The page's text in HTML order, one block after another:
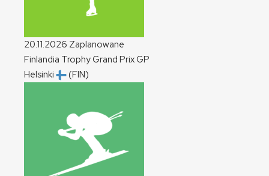
20.11.2026 Zaplanowane
Finlandia Trophy Grand PrixGP
Helsinki
(FIN)